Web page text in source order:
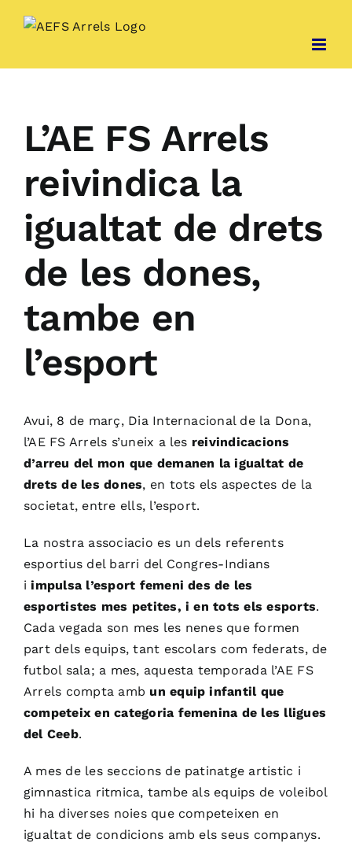
L’AE FS Arrels
reivindica la
igualtat de drets
de les dones,
tambe en
l’esport
Avui, 8 de març, Dia Internacional de la Dona,
l’AE FS Arrels s’uneix a les reivindicacions
d’arreu del mon que demanen la igualtat de
drets de les dones, en tots els aspectes de la
societat, entre ells, l’esport.
La nostra associacio es un dels referents
esportius del barri del Congres-Indians
iimpulsa l’esport femeni des de les
esportistes mes petites, i en tots els esports.
Cada vegada son mes les nenes que formen
part dels equips, tant escolars com federats, de
futbol sala; a mes, aquesta temporada l’AE FS
Arrels compta amb un equip infantil que
competeix en categoria femenina de les lligues
del Ceeb.
A mes de les seccions de patinatge artistic i
gimnastica ritmica, tambe als equips de voleibol
hi ha diverses noies que competeixen en
igualtat de condicions amb els seus companys.